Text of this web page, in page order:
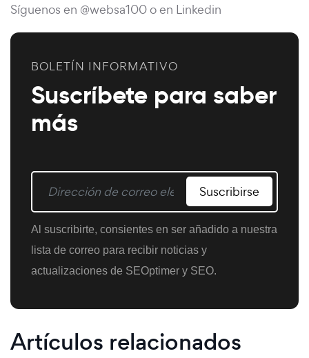
Síguenos en @websa100 o en Linkedin
BOLETÍN INFORMATIVO
Suscríbete para saber
más
Suscribirse
Al suscribirte, consientes en ser añadido a nuestra
lista de correo para recibir noticias y
actualizaciones de SEOptimer y SEO.
Artículos relacionados